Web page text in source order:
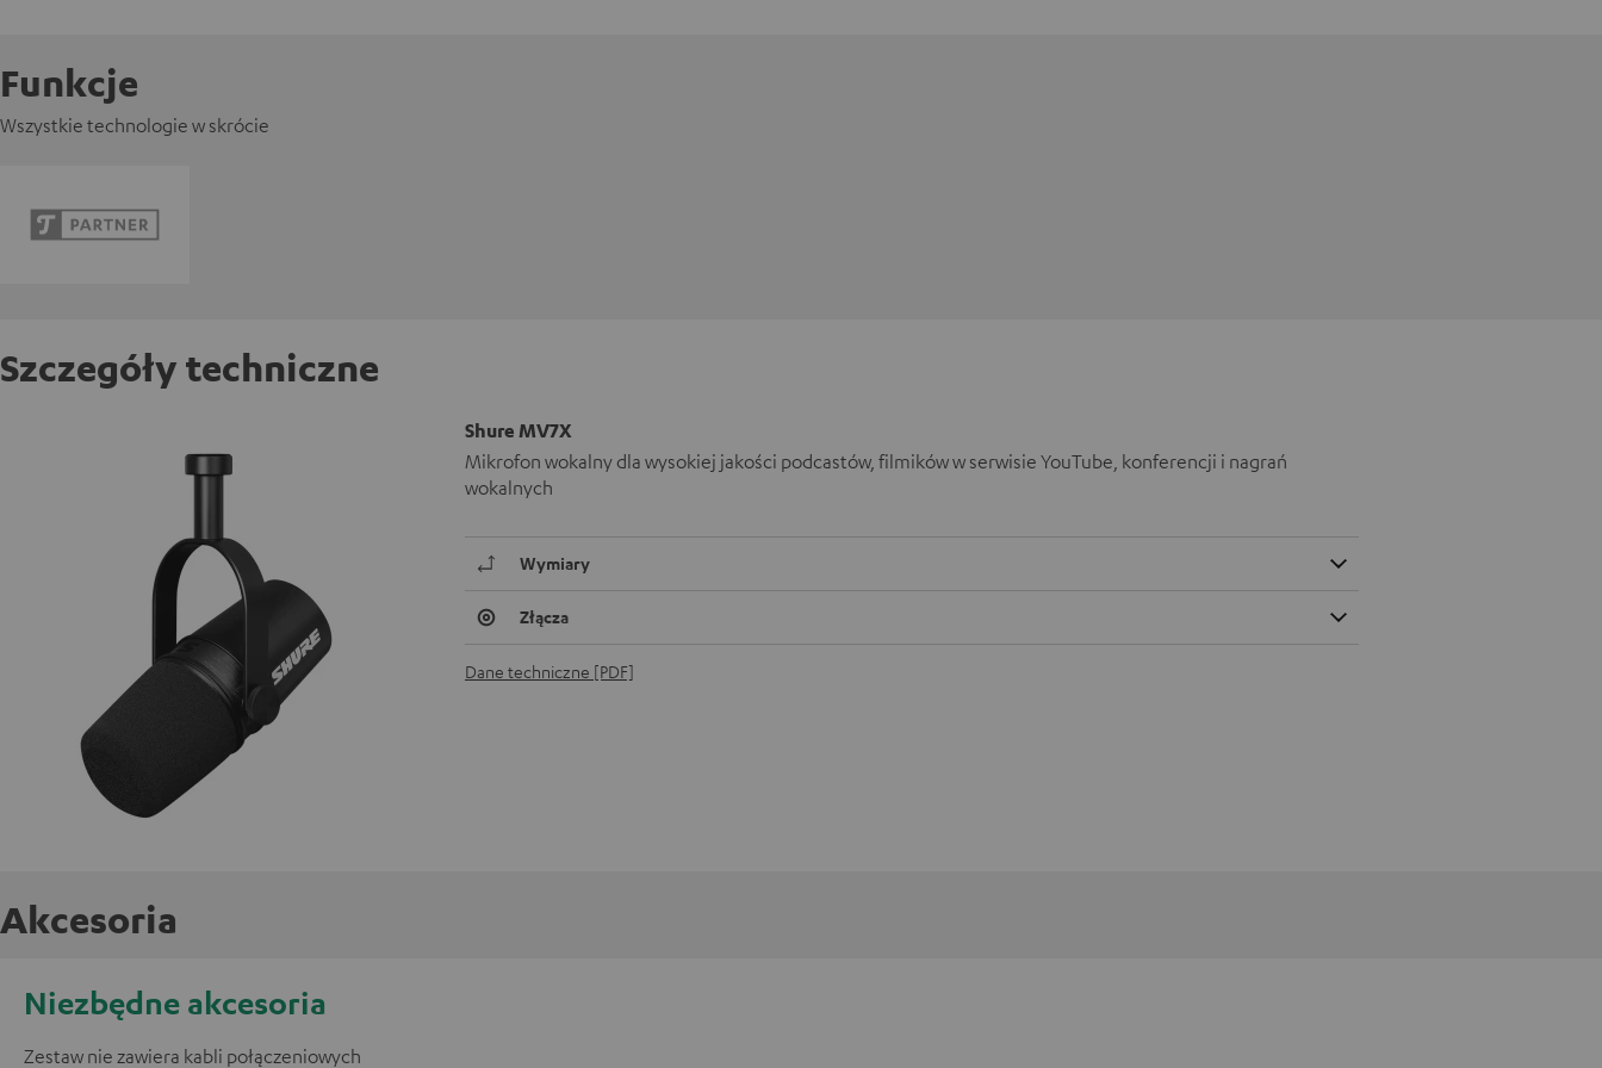
Funkcje
Wszystkie technologie w skrócie
Szczegóły techniczne
Shure MV7X
Mikrofon wokalny dla wysokiej jakości podcastów, filmików w serwisie YouTube, konferencji i nagrań
wokalnych
Wymiary
Złącza
Dane techniczne [PDF]
Akcesoria
Niezbędne akcesoria
Zestaw nie zawiera kabli połączeniowych